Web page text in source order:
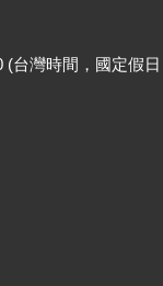
(台灣時間，國定假日